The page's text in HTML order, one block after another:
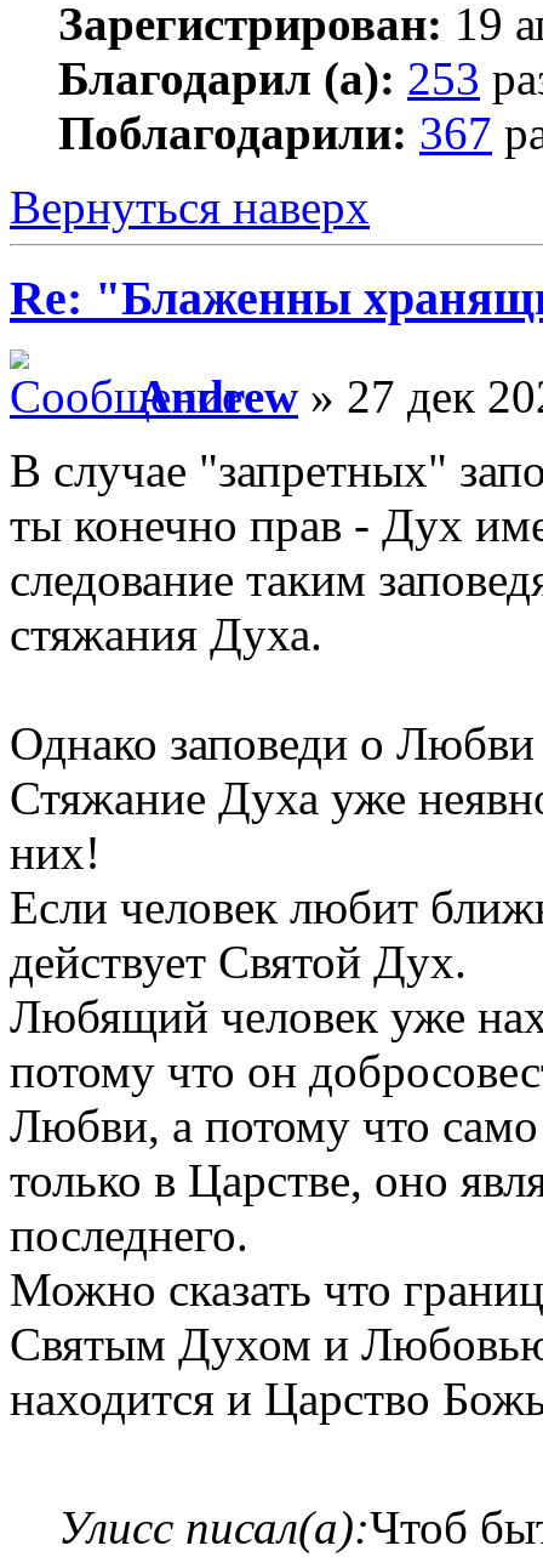
Зарегистрирован: 19
Благодарил (а): 253
Поблагодарили: 367
Вернуться наверх
Re: "Блаженны
Andrew » 27 дек
В случае "запретных"
ты конечно прав - Дух
следование таким
стяжания Духа.
Однако заповеди о Любви
Стяжание Духа уже
них!
Если человек любит
действует Святой Дух.
Любящий человек уже
потому что он
Любви, а потому что
только в Царстве, оно
последнего.
Можно сказать что
Святым Духом и
находится и Царство
Улисс писал(а):Чтоб